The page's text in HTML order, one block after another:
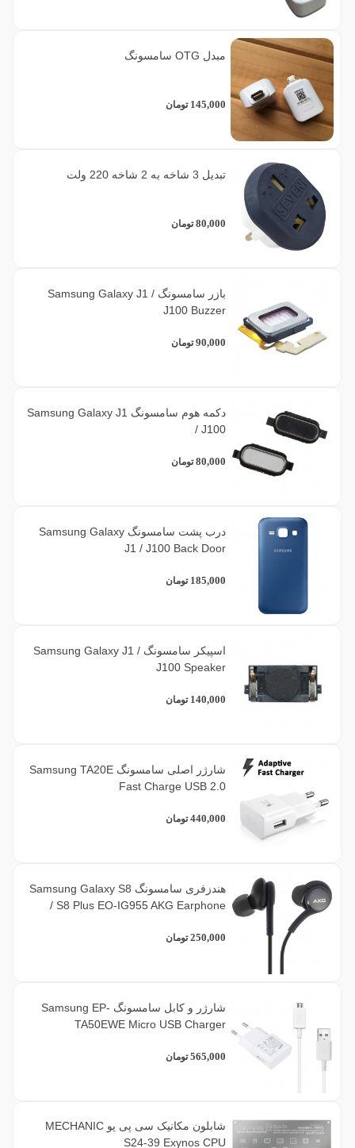
مبدل OTG سامسونگ
145,000 تومان
تبدیل 3 شاخه به 2 شاخه 220 ولت
80,000 تومان
بازر سامسونگ Samsung Galaxy J1 /
J100 Buzzer
90,000 تومان
دکمه هوم سامسونگ Samsung Galaxy J1
/ J100
80,000 تومان
درب پشت سامسونگ Samsung Galaxy
J1 / J100 Back Door
185,000 تومان
اسپیکر سامسونگ Samsung Galaxy J1 /
J100 Speaker
140,000 تومان
شارژر اصلی سامسونگ Samsung TA20E
Fast Charge USB 2.0
440,000 تومان
هندزفری سامسونگ Samsung Galaxy S8
/ S8 Plus EO-IG955 AKG Earphone
250,000 تومان
شارژر و کابل سامسونگ Samsung EP-
TA50EWE Micro USB Charger
565,000 تومان
شابلون مکانیک سی پی یو MECHANIC
S24-39 Exynos CPU